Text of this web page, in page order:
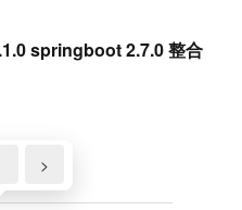
springboot 2.7.0 整合
>